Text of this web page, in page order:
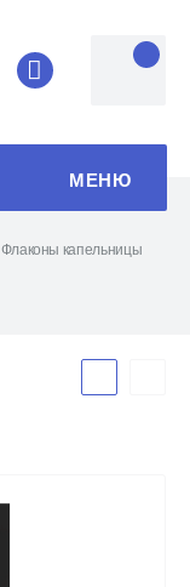
8 (4852) 33-
МЕНЮ
Флаконы капельницы